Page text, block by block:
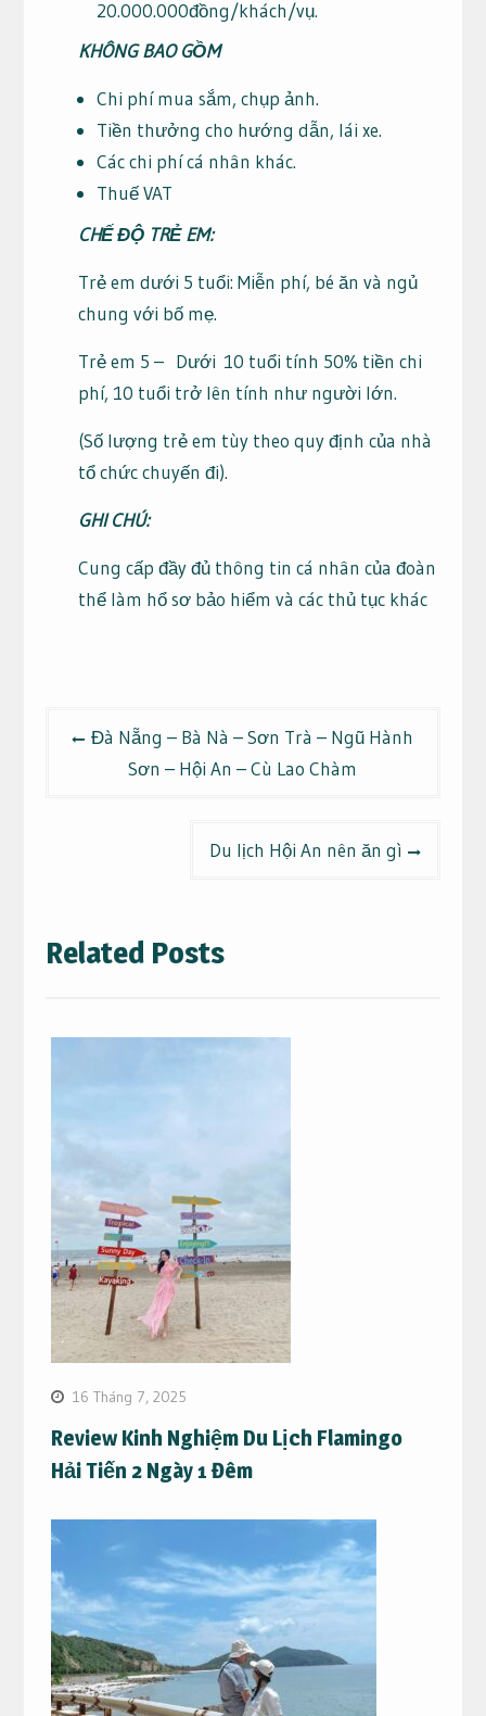
20.000.000đồng/khách/vụ.
KHÔNG BAO GỒM
Chi phí mua sắm, chụp ảnh.
Tiền thưởng cho hướng dẫn, lái xe.
Các chi phí cá nhân khác.
Thuế VAT
CHẾ ĐỘ TRẺ EM:
Trẻ em dưới 5 tuổi: Miễn phí, bé ăn và ngủ
chung với bố mẹ.
Trẻ em 5 – Dưới 10 tuổi tính 50% tiền chi
phí, 10 tuổi trở lên tính như người lớn.
(Số lượng trẻ em tùy theo quy định của nhà
tổ chức chuyến đi).
GHI CHÚ:
Cung cấp đầy đủ thông tin cá nhân của đoàn
thể làm hổ sơ bảo hiểm và các thủ tục khác
Đà Nẵng – Bà Nà – Sơn Trà – Ngũ Hành
Sơn – Hội An – Cù Lao Chàm
Du lịch Hội An nên ăn gì
Related Posts
16 Tháng 7, 2025
Review Kinh Nghiệm Du Lịch Flamingo
Hải Tiến 2 Ngày 1 Đêm